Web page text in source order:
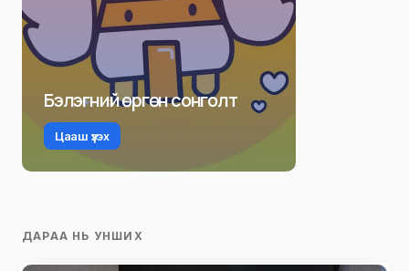
Бэлэгний өргөн сонголт
Цааш үзэх
ДАРАА НЬ УНШИХ